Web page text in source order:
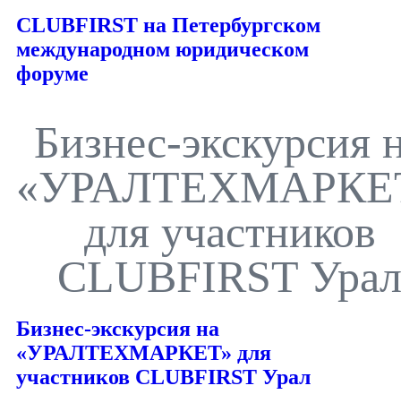
CLUBFIRST на Петербургском
международном юридическом
форуме
Бизнес-экскурсия
для участников
CLUBFIRST Урал
Бизнес-экскурсия на
«УРАЛТЕХМАРКЕТ» для
участников CLUBFIRST Урал